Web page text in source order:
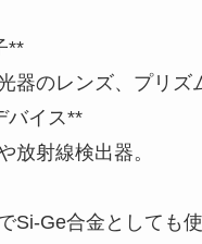
**
器のレンズ、プリズ
バイス**
放射線検出器。
Si-Ge合金としても使